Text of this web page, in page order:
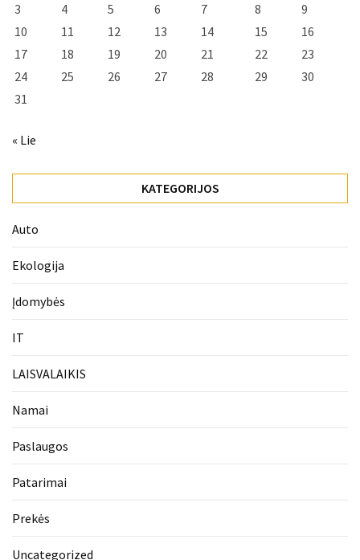
3
4 5 6 7 8
9
10
11 12 13 14 15
16
17
18 19 20 21 22
23
24
25 26 27 28 29
30
31
« Lie
KATEGORIJOS
Auto
Ekologija
Įdomybės
IT
LAISVALAIKIS
Namai
Paslaugos
Patarimai
Prekės
Uncategorized